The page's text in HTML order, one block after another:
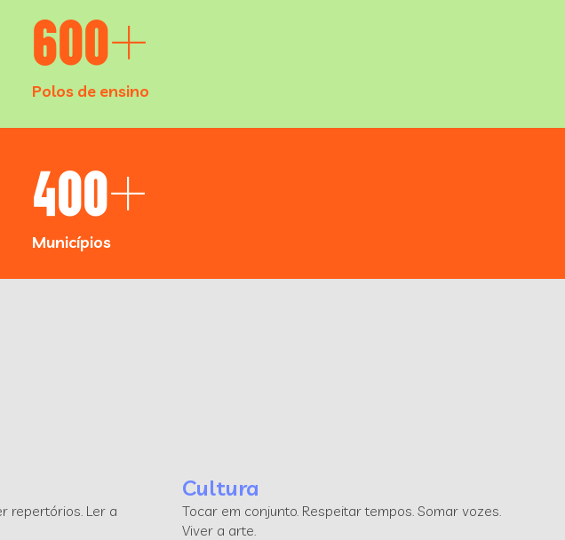
600+
Polos de ensino
400+
Municípios
repertórios. Ler a
Cultura
Tocar em conjunto. Respeitar tempos. Somar vozes.
Viver a arte.